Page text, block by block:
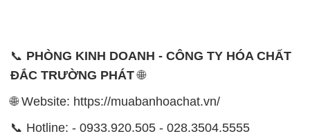
📞 PHÒNG KINH DOANH - CÔNG TY HÓA CHẤT
ĐẮC TRƯỜNG PHÁT🌐
🌐 Website: https://muabanhoachat.vn/
📞 Hotline: - 0933.920.505 - 028.3504.5555